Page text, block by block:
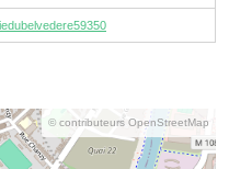
© contributeurs OpenStreetMap